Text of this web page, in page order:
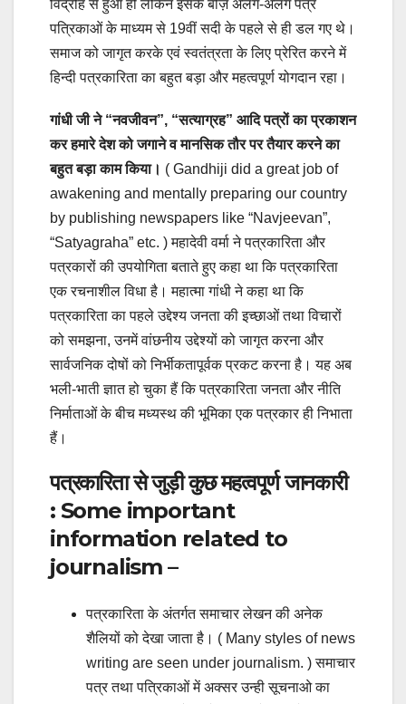
विद्रोह से हुआ हो लेकिन इसके बीज़ अलग-अलग पत्र
पत्रिकाओं के माध्यम से 19वीं सदी के पहले से ही डल गए थे।
समाज को जागृत करके एवं स्वतंत्रता के लिए प्रेरित करने में
हिन्दी पत्रकारिता का बहुत बड़ा और महत्वपूर्ण योगदान रहा।
गांधी जी ने “नवजीवन”, “सत्याग्रह” आदि पत्रों का प्रकाशन
कर हमारे देश को जगाने व मानसिक तौर पर तैयार करने का
बहुत बड़ा काम किया। ( Gandhiji did a great job of
awakening and mentally preparing our country
by publishing newspapers like “Navjeevan”,
“Satyagraha” etc. ) महादेवी वर्मा ने पत्रकारिता और
पत्रकारों की उपयोगिता बताते हुए कहा था कि पत्रकारिता
एक रचनाशील विधा है। महात्मा गांधी ने कहा था कि
पत्रकारिता का पहले उद्देश्य जनता की इच्छाओं तथा विचारों
को समझना, उनमें वांछनीय उद्देश्यों को जागृत करना और
सार्वजनिक दोषों को निर्भीकतापूर्वक प्रकट करना है। यह अब
भली-भाती ज्ञात हो चुका हैं कि पत्रकारिता जनता और नीति
निर्माताओं के बीच मध्यस्थ की भूमिका एक पत्रकार ही निभाता
हैं।
पत्रकारिता से जुड़ी कुछ महत्वपूर्ण जानकारी
: Some important
information related to
journalism –
पत्रकारिता के अंतर्गत समाचार लेखन की अनेक
शैलियों को देखा जाता है। ( Many styles of news
writing are seen under journalism. ) समाचार
पत्र तथा पत्रिकाओं में अक्सर उन्ही सूचनाओ का